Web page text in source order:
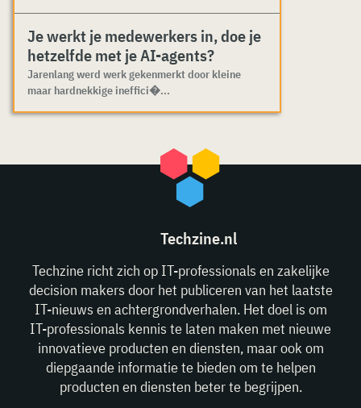
Je werkt je medewerkers in, doe je
hetzelfde met je AI-agents?
Jarenlang werd werk gekenmerkt door kleine
maar hardnekkige ineffici�...
Techzine.nl
Techzine richt zich op IT-professionals en zakelijke
decision makers door het publiceren van het laatste
IT-nieuws en achtergrondverhalen. Het doel is om
IT-professionals kennis te laten maken met nieuwe
innovatieve producten en diensten, maar ook om
diepgaande informatie te bieden om te helpen
producten en diensten beter te begrijpen.